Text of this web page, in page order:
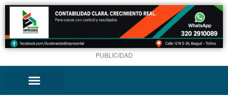
PUBLICIDAD